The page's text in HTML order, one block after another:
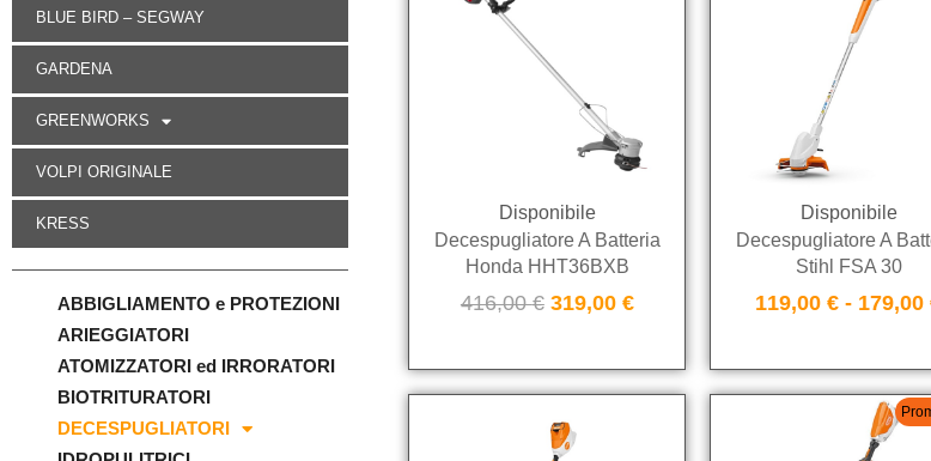
BLUE BIRD – SEGWAY
GARDENA
GREENWORKS
VOLPI ORIGINALE
KRESS
ABBIGLIAMENTO e PROTEZIONI
ARIEGGIATORI
ATOMIZZATORI ed IRRORATORI
BIOTRITURATORI
DECESPUGLIATORI
Disponibile
Decespugliatore A Batteria
Honda HHT36BXB
416,00€ 319,00 €
Disponibile
Decespugliatore A
Stihl FSA 30
119,00€ - 179,00